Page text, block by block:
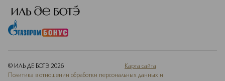
© ИЛЬ ДЕ БОТЭ 2026
Карта сайта
Политика в отношении обработки персональных данных и